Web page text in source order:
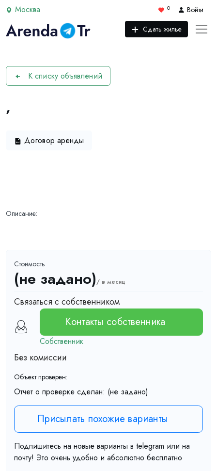
Москва 0
Войти
Сдать жилье
К списку объявлений
,
Договор аренды
Описание:
Стоимость
(не задано)/ в месяц
Связаться с собственником
Контакты собственника
Собственник
Без комиссии
Объект проверен:
Отчет о проверке сделан: (не задано)
Присылать похожие варианты
Подпишитесь на новые варианты в telegram или на
почту! Это очень удобно и абсолютно бесплатно